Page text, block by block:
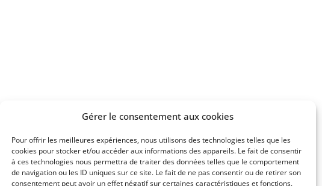
Gérer le consentement aux cookies
Pour offrir les meilleures expériences, nous utilisons des technologies telles que les
cookies pour stocker et/ou accéder aux informations des appareils. Le fait de consentir
à ces technologies nous permettra de traiter des données telles que le comportement
de navigation ou les ID uniques sur ce site. Le fait de ne pas consentir ou de retirer son
consentement peut avoir un effet négatif sur certaines caractéristiques et fonctions.
Linkedin